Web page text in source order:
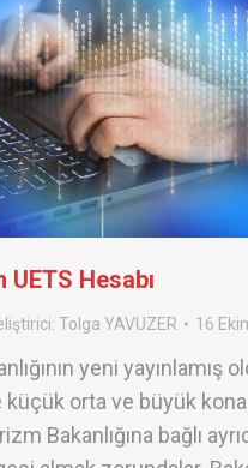
Hesabı
Tolga YAVUZER 16
yeni yayınlamış
orta ve büyük
Bakanlığına bağlı